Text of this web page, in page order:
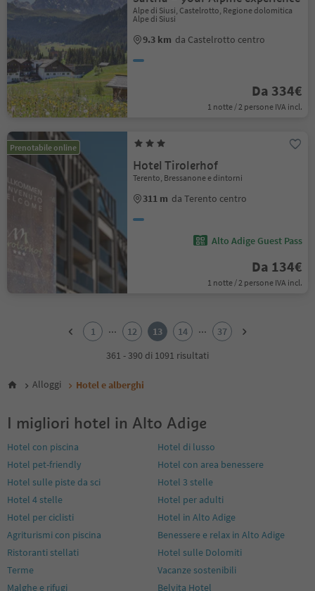
Alpe di Siusi, Castelrotto, Regione dolomitica
Alpe di Siusi
9.3 km da Castelrotto centro
Da 334€
1 notte / 2 persone IVA incl.
Prenotabile online
Hotel Tirolerhof
Terento, Bressanone e dintorni
311 m da Terento centro
Alto Adige Guest Pass
Da 134€
1 notte / 2 persone IVA incl.
6
11
12
13
14
16
17
18
19
1 ... 12 13 14 ...
37
361 - 390 di 1091 risultati
Alloggi Hotel e alberghi
I migliori hotel in Alto Adige
Hotel con piscina
Hotel di lusso
Hotel pet-friendly
Hotel con area benessere
Hotel sulle piste da sci
Hotel 3 stelle
Hotel 4 stelle
Hotel per adulti
Hotel per ciclisti
Hotel in Alto Adige
Agriturismi con piscina
Benessere e relax in Alto Adige
Ristoranti stellati
Hotel sulle Dolomiti
Terme
Vacanze sostenibili
Malghe e rifugi
Belvita Hotel